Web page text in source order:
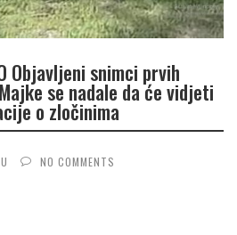
Objavljeni snimci prvih
se nadale da će vidjeti
o zločinima
NO COMMENTS